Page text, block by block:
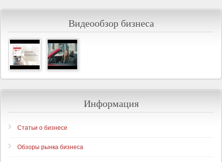
Видеообзор бизнеса
Информация
Статьи о бизнесе
Обзоры рынка бизнеса